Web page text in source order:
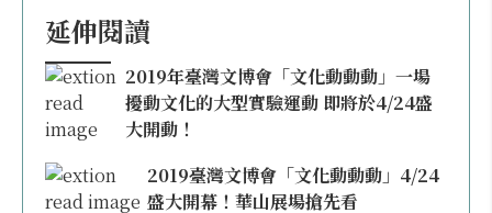
延伸閱讀
2019年臺灣文博會「文化動動動」一場
擾動文化的大型實驗運動 即將於4/24盛
大開動！
2019臺灣文博會「文化動動動」4/24
盛大開幕！華山展場搶先看